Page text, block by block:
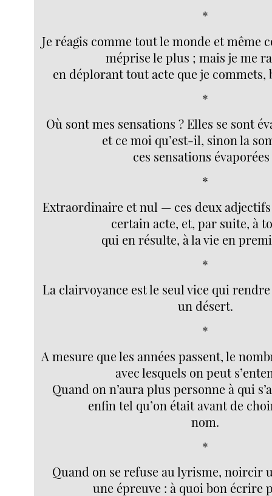
*
Je réagis comme tout le monde et même
méprise le plus ; mais je me
en déplorant tout acte que je commets,
*
Où sont mes sensations ? Elles se sont
et ce moi qu’est-il, sinon la
ces sensations évaporées
*
Extraordinaire et nul — ces deux adjectifs
certain acte, et, par suite, à
qui en résulte, à la vie en
*
La clairvoyance est le seul vice qui
un désert.
*
A mesure que les années passent, le
avec lesquels on peut
Quand on n’aura plus personne à qui
enfin tel qu’on était avant de
nom.
*
Quand on se refuse au lyrisme, noircir
une épreuve : à quoi bon écrire